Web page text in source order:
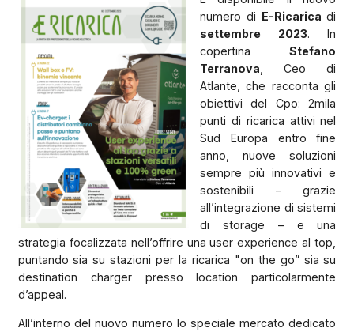
numero di E-Ricarica di
settembre 2023. In
copertinaStefano
Terranova , Ceo di
Atlante, che racconta gli
obiettivi del Cpo: 2mila
punti di ricarica attivi nel
Sud Europa entro fine
anno, nuove soluzioni
sempre più innovativi e
sostenibili – grazie
all’integrazione di sistemi
di storage – e una
strategia focalizzata nell’offrire una user experience al top,
puntando sia su stazioni per la ricarica "on the go” sia su
destination charger presso location particolarmente
d’appeal.
All’interno del nuovo numero lo speciale mercato dedicato